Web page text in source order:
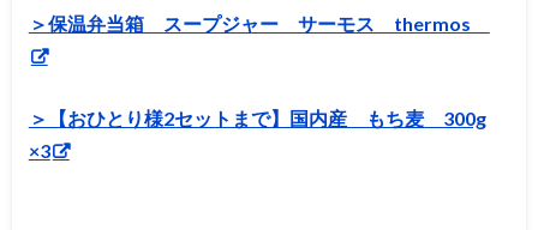
＞保温弁当箱 スープジャー サーモス thermos
＞【おひとり様2セットまで】国内産 もち麦 300g
×3